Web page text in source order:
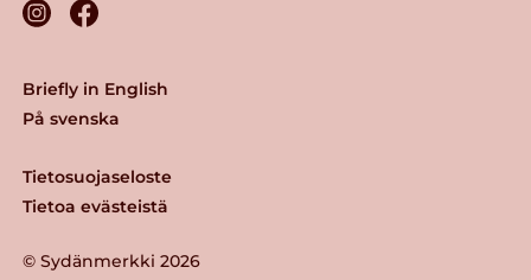
© Sydänmerkki 2026
Tietosuojaseloste
Tietoa evästeistä
Briefly in English
På svenska